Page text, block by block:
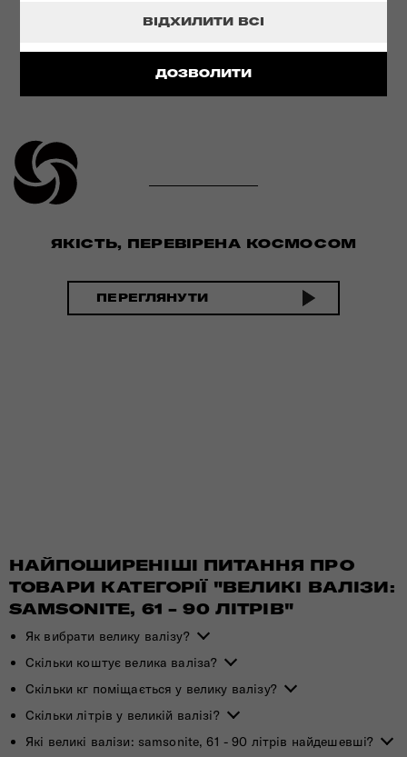
ДОЗВОЛИТИ
ВІДХИЛИТИ ВСІ
ЯКІСТЬ, ПЕРЕВІРЕНА КОСМОСОМ
ПЕРЕГЛЯНУТИ
НАЙПОШИРЕНІШІ ПИТАННЯ ПРО
ТОВАРИ КАТЕГОРІЇ "ВЕЛИКІ ВАЛІЗИ:
SAMSONITE, 61 - 90 ЛІТРІВ"
Як вибрати велику валізу?
Скільки коштує велика валіза?
Скільки кг поміщається у велику валізу?
Скільки літрів у великій валізі?
Які великі валізи: samsonite, 61 - 90 літрів найдешевші?